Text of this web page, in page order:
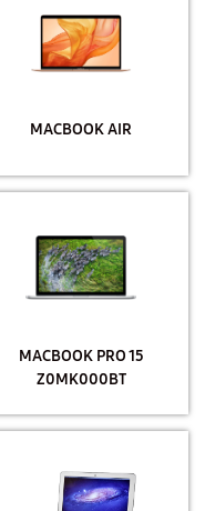
MACBOOK AIR
MACBOOK PRO 15
Z0MK000BT